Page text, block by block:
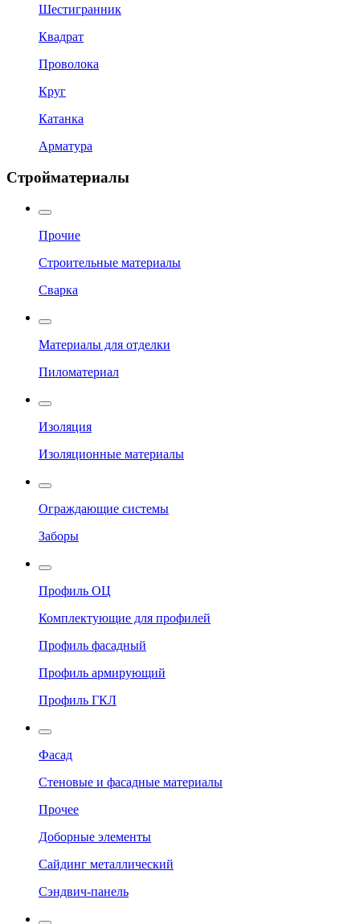
Шестигранник
Квадрат
Проволока
Круг
Катанка
Арматура
Стройматериалы
Прочие
Строительные материалы
Сварка
Материалы для отделки
Пиломатериал
Изоляция
Изоляционные материалы
Ограждающие системы
Заборы
Профиль ОЦ
Комплектующие для профилей
Профиль фасадный
Профиль армирующий
Профиль ГКЛ
Фасад
Стеновые и фасадные материалы
Прочее
Доборные элементы
Сайдинг металлический
Сэндвич-панель